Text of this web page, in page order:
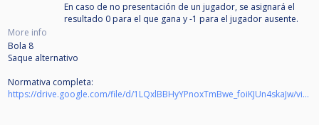
En caso de no presentación de un jugador, se asignará el
resultado 0 para el que gana y -1 para el jugador ausente.
More info
Bola 8
Saque alternativo
Normativa completa:
https://drive.google.com/file/d/1LQxlBBHyYPnoxTmBwe_foiKJUn4skaJw/view?usp=drive_link